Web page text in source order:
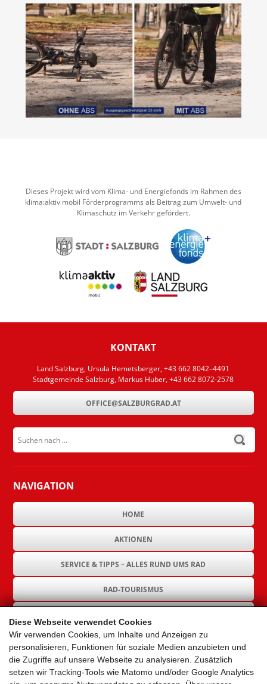
Diese Webseite verwendet Cookies
Wir verwenden Cookies, um Inhalte und Anzeigen zu
personalisieren, Funktionen für soziale Medien anzubieten und
die Zugriffe auf unsere Webseite zu analysieren. Zusätzlich
setzen wir Tracking-Tools wie Matomo und/oder Google Analytics
Dieses Projekt wird vom Klima- und Energiefonds im Rahmen des
klima:aktiv mobil Förderprogramms als Beitrag zum Umwelt- und
Klimaschutz im Verkehr gefördert.
KONTAKT
Land Salzburg, Ursula Hemetsberger, +43 662 8042–4491
Stadtgemeinde Salzburg, Markus Huber, +43 662 8072-2578
OFFICE@SALZBURGRAD.AT
Suchen nach ...
submit
NAVIGATION
HOME
AKTIONEN
SERVICE & TIPPS – ALLES RUND UMS RAD
RAD-TOURISMUS
GEMEINDEN
AKTUELLES